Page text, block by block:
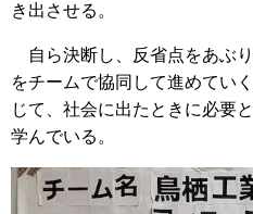
き出させる。
自ら決断し、反省点をあぶ
をチームで協同して進めてい
じて、社会に出たときに必要
学んでいる。